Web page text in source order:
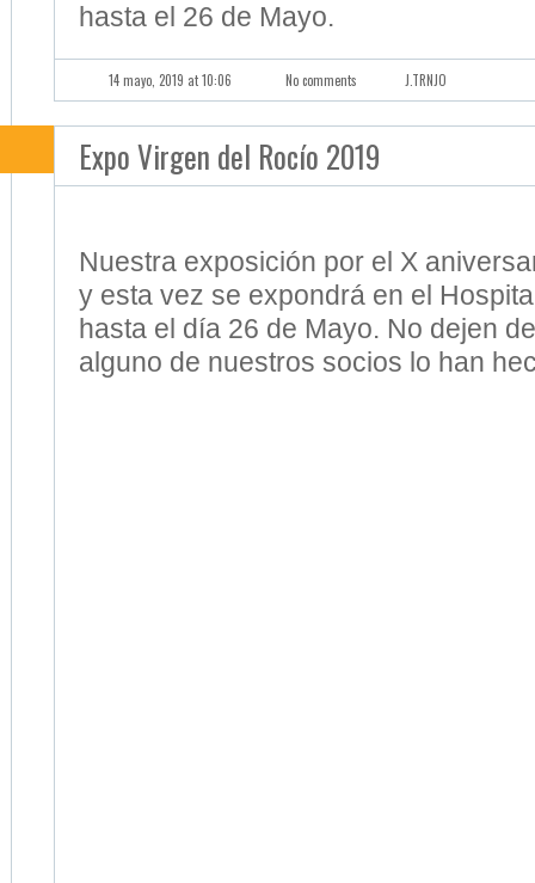
hasta el 26 de Mayo.
14 mayo, 2019 at 10:06 No comments J.TRNJO
Expo Virgen del Rocío 2019
Nuestra exposición por el X
y esta vez se expondrá en el
hasta el día 26 de Mayo. No dejen
alguno de nuestros socios lo han